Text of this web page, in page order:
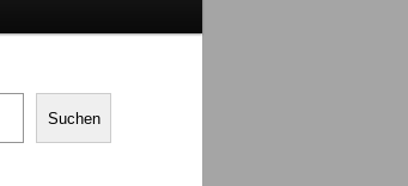
Suchen